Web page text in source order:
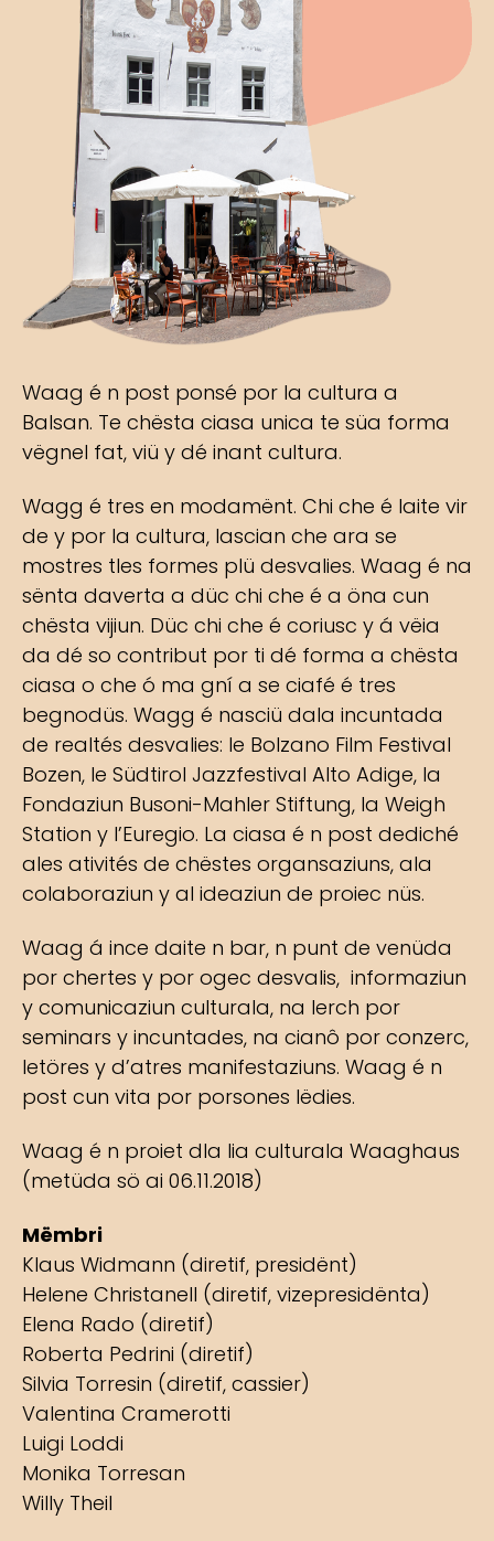
Waag é n post ponsé por la cultura a
Balsan. Te chësta ciasa unica te süa forma
vëgnel fat, viü y dé inant cultura.
Wagg é tres en modamënt. Chi che é laite vir
de y por la cultura, lascian che ara se
mostres tles formes plü desvalies. Waag é na
sënta daverta a düc chi che é a öna cun
chësta vijiun. Düc chi che é coriusc y á vëia
da dé so contribut por ti dé forma a chësta
ciasa o che ó ma gní a se ciafé é tres
begnodüs. Wagg é nasciü dala incuntada
de realtés desvalies: le Bolzano Film Festival
Bozen, le Südtirol Jazzfestival Alto Adige, la
Fondaziun Busoni-Mahler Stiftung, la Weigh
Station y l’Euregio. La ciasa é n post dediché
ales ativités de chëstes organsaziuns, ala
colaboraziun y al ideaziun de proiec nüs.
Waag á ince daite n bar, n punt de venüda
por chertes y por ogec desvalis, informaziun
y comunicaziun culturala, na lerch por
seminars y incuntades, na cianô por conzerc,
letöres y d’atres manifestaziuns. Waag é n
post cun vita por porsones lëdies.
Waag é n proiet dla lia culturala Waaghaus
(metüda sö ai 06.11.2018)
Mëmbri
Klaus Widmann (diretif, presidënt)
Helene Christanell (diretif, vizepresidënta)
Elena Rado (diretif)
Roberta Pedrini (diretif)
Silvia Torresin (diretif, cassier)
Valentina Cramerotti
Luigi Loddi
Monika Torresan
Willy Theil